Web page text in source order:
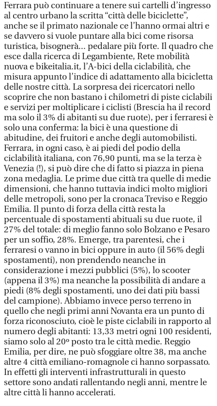
Ferrara può continuare a tenere sui cartelli d’ingresso
al centro urbano la scritta “città delle biciclette”,
anche se il primato nazionale ce l’hanno ormai altri e
se davvero si vuole puntare alla bici come risorsa
turistica, bisognerà... pedalare più forte. Il quadro che
esce dalla ricerca di Legambiente, Rete mobilità
nuova e bikeitalia.it, l’A-bici della ciclabilità, che
misura appunto l’indice di adattamento alla bicicletta
delle nostre città. La sorpresa dei ricercatori nello
scoprire che non bastano i chilometri di piste ciclabili
e servizi per moltiplicare i ciclisti (Brescia ha il record
ma solo il 3% di abitanti su due ruote), per i ferraresi è
solo una conferma: la bici è una questione di
abitudine, dei fruitori e anche degli automobilisti.
Ferrara, in ogni caso, è ai piedi del podio della
ciclabilità italiana, con 76,90 punti, ma se la terza è
Venezia (!), si può dire che di fatto si piazza in piena
zona medaglia. Le prime due città tra quelle di medie
dimensioni, che hanno tuttavia indici molto migliori
delle metropoli, sono per la cronaca Treviso e Reggio
Emilia. Il punto di forza della città resta la
percentuale di spostamenti abituali su due ruote, il
27% del totale: di meglio fanno solo Bolzano e Pesaro
per un soffio, 28%. Emerge, tra parentesi, che i
ferraresi o vanno in bici oppure in auto (il 56% degli
spostamenti), non prendendo neanche in
considerazione i mezzi pubblici (5%), lo scooter
(appena il 3%) ma neanche la possibilità di andare a
piedi (8% degli spostamenti, uno dei dati più bassi
del campione). Abbiamo invece perso terreno in
quello che negli primi anni Novanta era un punto di
forza riconosciuto, cioè le piste ciclabili in rapporto al
numero degli abitanti: 13,33 metri ogni 100 residenti,
siamo solo al 20º posto tra le città medie. Reggio
Emilia, per dire, ne può sfoggiare oltre 38, ma anche
altre 4 città emiliano-romagnole ci hanno sorpassato.
In effetti gli interventi infrastrutturali in questo
settore sono andati rallentando negli anni, mentre le
altre città li hanno accelerati.